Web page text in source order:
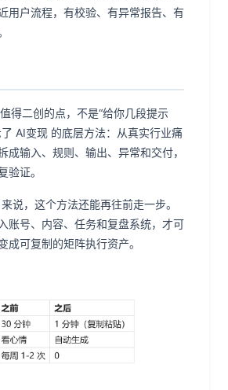
用户流程，有校验、有异常报告、有
得二创的点，不是“给你几段提示
AI变现 的底层方法：从真实行业痛
成输入、规则、输出、异常和交付，
验证。
说，这个方法还能再往前走一步。
账号、内容、任务和复盘系统，才可
成可复制的矩阵执行资产。